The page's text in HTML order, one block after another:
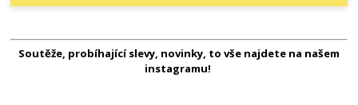
Soutěže, probíhající slevy, novinky, to vše najdete na našem
instagramu!